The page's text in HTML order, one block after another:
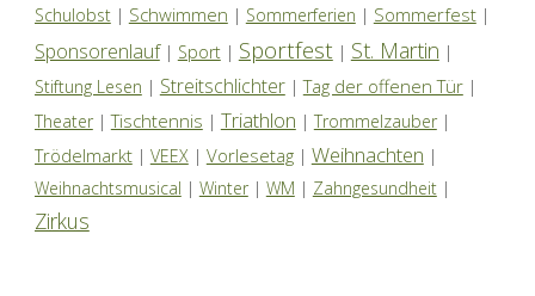
Schulobst| Schwimmen | Sommerferien | Sommerfest|
Sponsorenlauf| Sport| Sportfest | St. Martin |
Stiftung Lesen | Streitschlichter|Tag der offenen Tür|
Theater|Tischtennis | Triathlon | Trommelzauber|
Trödelmarkt| VEEX| Vorlesetag| Weihnachten |
Weihnachtsmusical | Winter| WM | Zahngesundheit|
Zirkus